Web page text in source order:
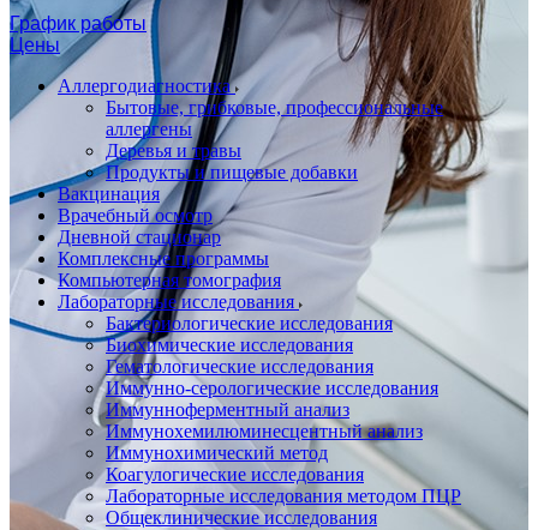
График работы
Цены
Аллергодиагностика
Бытовые, грибковые, профессиональные
аллергены
Деревья и травы
Продукты и пищевые добавки
Вакцинация
Врачебный осмотр
Дневной стационар
Комплексные программы
Компьютерная томография
Лабораторные исследования
Бактериологические исследования
Биохимические исследования
Гематологические исследования
Иммунно-серологические исследования
Иммунноферментный анализ
Иммунохемилюминесцентный анализ
Иммунохимический метод
Коагулогические исследования
Лабораторные исследования методом ПЦР
Общеклинические исследования